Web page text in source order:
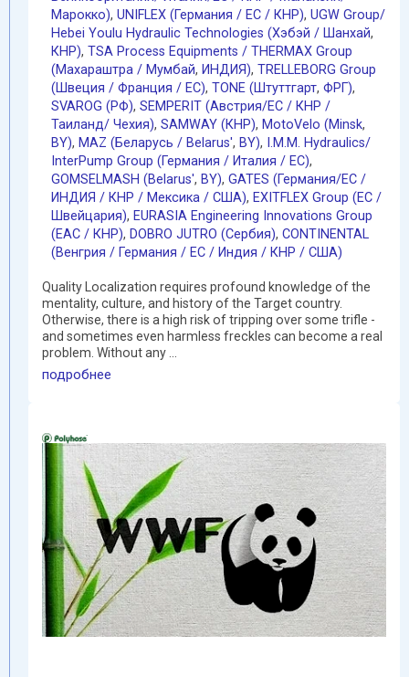
Марокко), UNIFLEX (Германия / EC / КНР), UGW Group/
Hebei Youlu Hydraulic Technologies (Хэбэй / Шанхай,
КНР), TSA Process Equipments / THERMAX Group
(Махараштра / Мумбай, ИНДИЯ), TRELLEBORG Group
(Швеция / Франция / ЕС), TONE (Штуттгарт, ФРГ),
SVAROG (РФ), SEMPERIT (Австрия/ЕС / КНР /
Таиланд/ Чехия), SAMWAY (КНР), MotoVelo (Minsk,
BY), MAZ (Беларусь / Belarus', BY), I.M.M. Hydraulics/
InterPump Group (Германия / Италия / ЕС),
GOMSELMASH (Belarus', BY), GATES (Германия/EC /
ИНДИЯ / КНР / Мексика / США), EXITFLEX Group (ЕС /
Швейцария), EURASIA Engineering Innovations Group
(EAC / КНР), DOBRO JUTRO (Сербия), CONTINENTAL
(Венгрия / Германия / ЕС / Индия / КНР / США)
Quality Localization requires profound knowledge of the
mentality, culture, and history of the Target country.
Otherwise, there is a high risk of tripping over some trifle -
and sometimes even harmless freckles can become a real
problem. Without any ...
подробнее